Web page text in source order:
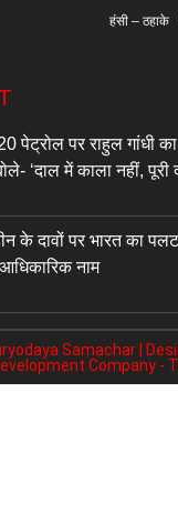
हंसी – ठहाके
पर राहुल गांधी का
‘दाल में काला नहीं, पूरी
के दावों पर भारत का
नाम
Samachar |
Company-